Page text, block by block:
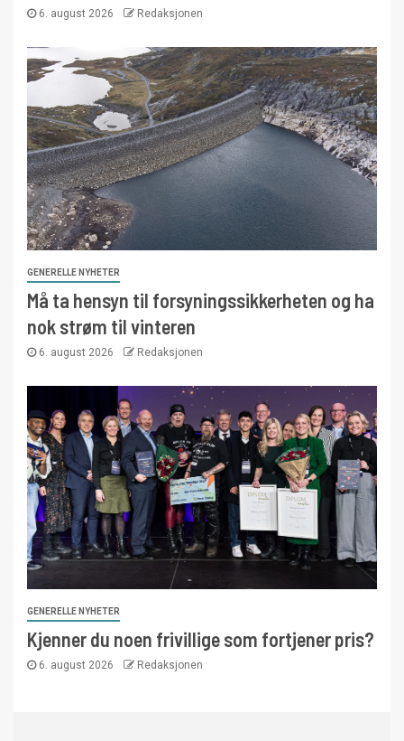
6. august 2026 Redaksjonen
GENERELLE NYHETER
Må ta hensyn til forsyningssikkerheten og ha
nok strøm til vinteren
6. august 2026 Redaksjonen
GENERELLE NYHETER
Kjenner du noen frivillige som fortjener pris?
6. august 2026 Redaksjonen